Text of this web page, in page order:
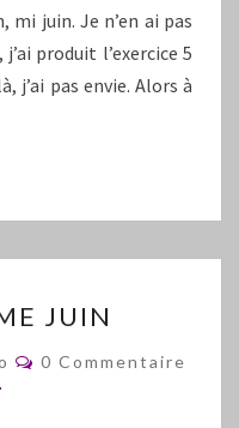
mi juin. Je n’en ai pas
produit l’exercice 5
j’ai pas envie. Alors à
JUIN
Commentaires
0 Commentaire